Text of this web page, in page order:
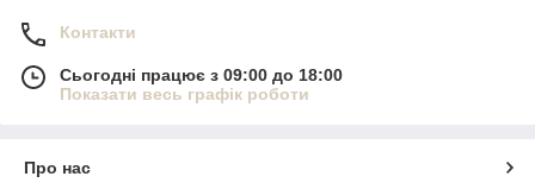
Контакти
Сьогодні працює з 09:00 до 18:00
Показати весь графік роботи
Про нас